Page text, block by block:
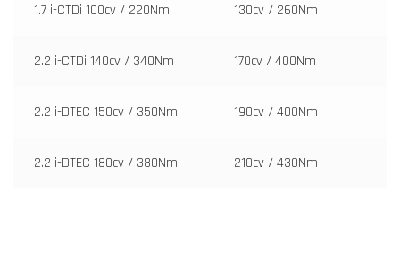
1.7 i-CTDi 100cv / 220Nm 130cv / 260Nm
2.2 i-CTDi 140cv / 340Nm 170cv / 400Nm
2.2 i-DTEC 150cv / 350Nm 190cv / 400Nm
2.2 i-DTEC 180cv / 380Nm 210cv / 430Nm